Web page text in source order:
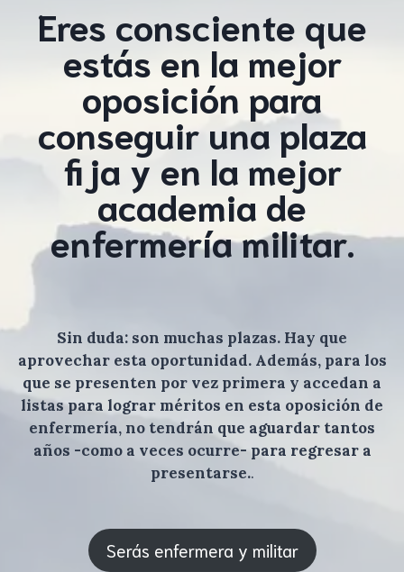
Eres consciente que
estás en la mejor
oposición para
conseguir una plaza
fija y en la mejor
academia de
enfermería militar.
Sin duda: son muchas plazas. Hay que
aprovechar esta oportunidad. Además, para los
que se presenten por vez primera y accedan a
listas para lograr méritos en esta oposición de
enfermería, no tendrán que aguardar tantos
años -como a veces ocurre- para regresar a
presentarse..
Serás enfermera y militar